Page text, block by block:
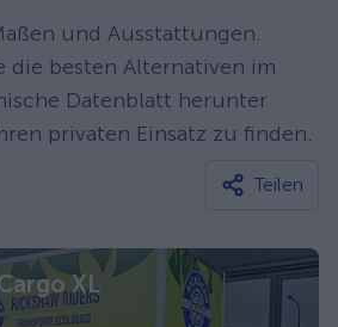
und Ausstattungen.
die besten Alternativen im
Datenblatt herunter
privaten Einsatz zu finden.
Teilen
XL